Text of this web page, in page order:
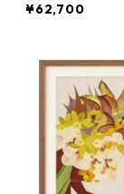
¥62,700